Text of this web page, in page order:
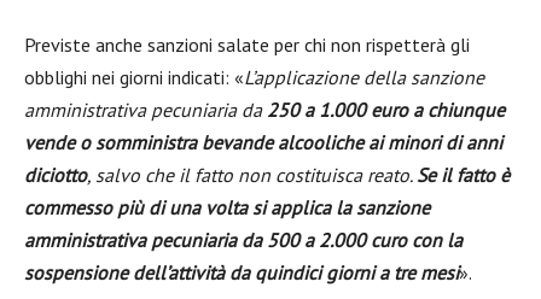
Previste anche sanzioni salate per chi non rispetterà gli
obblighi nei giorni indicati: «L’applicazione della sanzione
amministrativa pecuniaria da 250 a 1.000 euro a chiunque
vende o somministra bevande alcooliche ai minori di anni
diciotto, salvo che il fatto non costituisca reato. Se il fatto è
commesso più di una volta si applica la sanzione
amministrativa pecuniaria da 500 a 2.000 curo con la
sospensione dell’attività da quindici giorni a tre mesi».